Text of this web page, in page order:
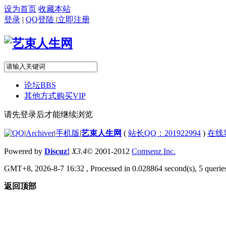
设为首页 收藏本站
登录 | QQ登陆 |立即注册
论坛BBS
其他方式购买VIP
请先登录后才能继续浏览
|Archiver|手机版|艺束人生网 ( 站长QQ：201922994 ) 在线
Powered by Discuz! X3.4© 2001-2012 Comsenz Inc.
GMT+8, 2026-8-7 16:32 , Processed in 0.028864 second(s), 5
返回顶部